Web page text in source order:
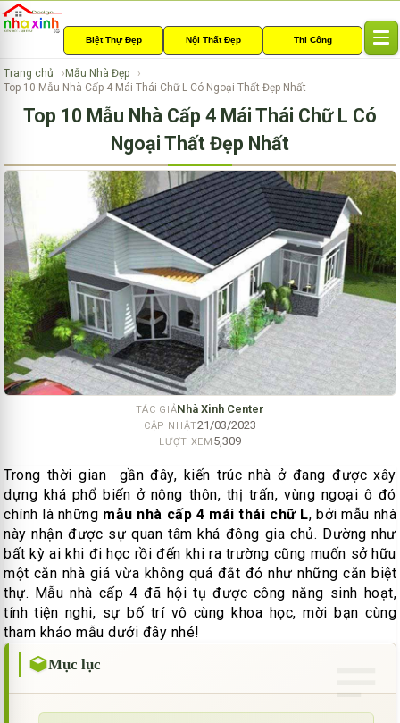
Biệt Thự Đẹp Nội Thất Đẹp Thi Công
l
a
v
i
g
a
t
i
o
n
Trang chủ
Mẫu Nhà Đẹp
Top 10 Mẫu Nhà Cấp 4 Mái Thái Chữ L Có Ngoại Thất Đẹp Nhất
Top 10 Mẫu Nhà Cấp 4 Mái Thái Chữ L Có
Ngoại Thất Đẹp Nhất
TÁC GIẢNhà Xinh Center
CẬP NHẬT21/03/2023
LƯỢT XEM 5,309
Trong thời gian gần đây, kiến trúc nhà ở đang được xây
dựng khá phổ biến ở nông thôn, thị trấn, vùng ngoại ô đó
chính là những mẫu nhà cấp 4 mái thái chữ L, bởi mẫu nhà
này nhận được sự quan tâm khá đông gia chủ. Dường như
bất kỳ ai khi đi học rồi đến khi ra trường cũng muốn sở hữu
một căn nhà giá vừa không quá đắt đỏ như những căn biệt
thự. Mẫu nhà cấp 4 đã hội tụ được công năng sinh hoạt,
tính tiện nghi, sự bố trí vô cùng khoa học, mời bạn cùng
tham khảo mẫu dưới đây nhé!
Mục lục